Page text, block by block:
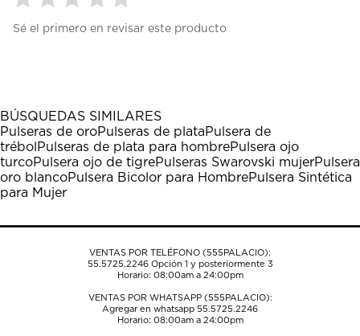
para
1
estrella
Esta
acción
abrirá
el
formulario
envío.
para
estrellas.
Esta
acción
abrirá
el
formulario
envío.
para
estrellas.
Esta
acción
abrirá
el
formulario
envío.
para
estrellas.
Esta
acción
abrirá
el
envío.
para
estrellas.
Esta
acción
abrirá
el
envío.
Sé el primero en revisar este producto
BÚSQUEDAS SIMILARES
Pulseras de oroPulseras de plataPulsera de
trébol Pulseras de plata para hombrePulsera ojo
turcoPulsera ojo de tigrePulseras Swarovski mujerPulsera
oro blancoPulsera Bicolor para HombrePulsera Sintética
para Mujer
VENTAS POR TELÉFONO (555PALACIO):
55.5725.2246Opción 1 y posteriormente 3
Horario: 08:00am a 24:00pm
VENTAS POR WHATSAPP (555PALACIO):
Agregar en whatsapp 55.5725.2246
Horario: 08:00am a 24:00pm